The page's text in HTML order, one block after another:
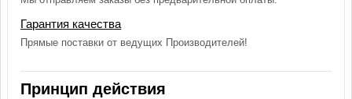
Гарантия качества
Прямые поставки от ведущих Производителей!
Принцип действия